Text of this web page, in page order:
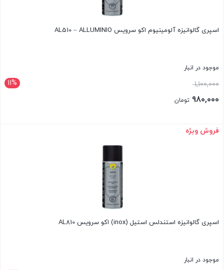
اسپری گالوانیزه آلومینیوم اکو سرویس AL510 – ALLUMINIO
موجود در انبار
11% 1,100,000قیمت
اصلی:
بود.
980,000 تومان
فعلی:
بستن
فروش ویژه
اسپری گالوانیزه استندلس استیل (inox) اکو سرویس AL810
موجود در انبار